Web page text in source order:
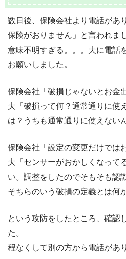
数日後、保険会社より電話があ
保険がおりません」と言われま
意味不明すぎる。。。夫に電話
お願いしました。
保険会社「破損じゃないとお金
夫「破損って何？通常通りに使
は？うちも通常通りに使えない
保険会社「設定の変更だけでは
夫「センサーがおかしくなって
い。調整をしたのでそもそも認
そちらのいう破損の定義とは何
という攻防をしたところ、確認
た。
程なくして別の方から電話があり